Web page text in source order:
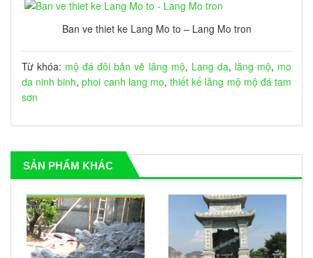
Ban ve thiet ke Lang Mo to – Lang Mo tron
Từ khóa: mộ đá đôi bản vẽ lăng mộ, Lang da, lăng mộ, mo
da ninh binh,phoi canh lang mo,thiết kế lăng mộ mộ đá tam
sơn
SẢN PHẨM KHÁC